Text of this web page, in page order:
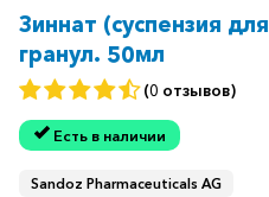
Зиннат (суспензия
гранул. 50мл
(0 отзывов)
Есть в наличии
Sandoz Pharmaceuticals AG